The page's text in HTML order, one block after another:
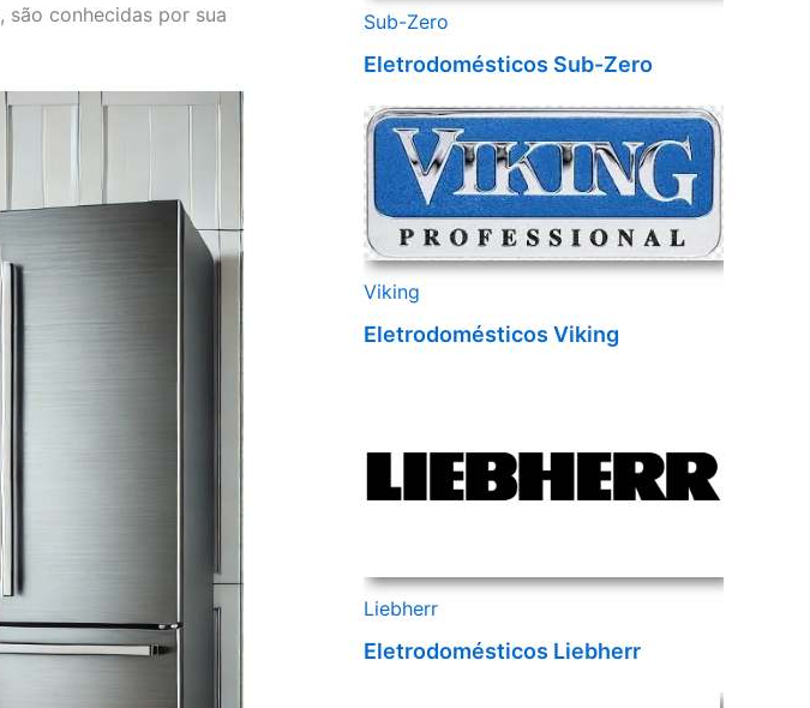
, são conhecidas por sua
Sub-Zero
Eletrodomésticos Sub-Zero
Viking
Eletrodomésticos Viking
Liebherr
Eletrodomésticos Liebherr